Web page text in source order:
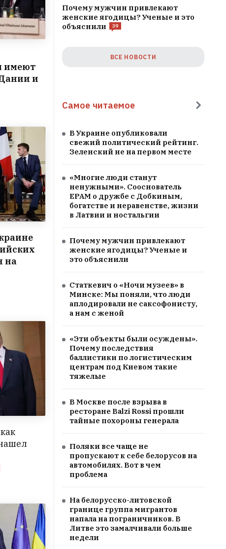
имеют
и
на
Почему мужчин привлекают
женские ягодицы? Ученые и это
объяснили
39
ВСЕ НОВОСТИ
Самое читаемое
В Украине опубликовали
свежий политический рейтинг.
Зеленский не на первом месте
«Многие люди станут
ненужными». Сооснователь
EPAM о дружбе с Добкиным,
богатстве и неравенстве, жизни
в Латвии и ностальгии
Почему мужчин привлекают
женские ягодицы? Ученые и
это объяснили
Статкевич о «Ночи музеев» в
Минске: Мы поняли, что люди
аплодировали не саксофонисту,
а нам с женой
«Эти объекты были осуждены».
Почему последствия
баллистики по логистическим
центрам под Киевом такие
тяжелые
В Москве после взрыва в
ресторане Balzi Rossi прошли
тайные похороны генерала
Поляки все чаще не
пропускают к себе белорусов на
автомобилях. Вот в чем
проблема
На белорусско-литовской
границе группа мигрантов
напала на пограничников. В
Литве это замалчивали больше
недели